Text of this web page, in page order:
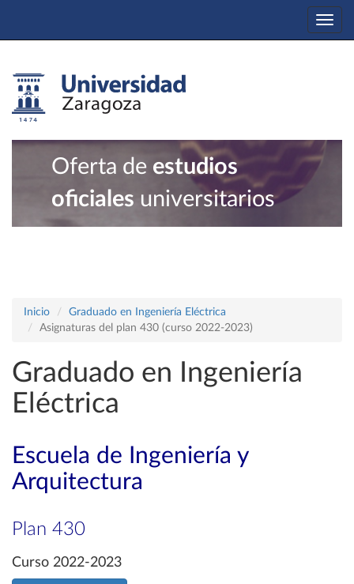
Oferta de estudios
oficiales universitarios
Inicio
Graduado en Ingeniería Eléctrica
Asignaturas del plan 430 (curso 2022-2023)
Graduado en Ingeniería
Eléctrica
Escuela de Ingeniería y
Arquitectura
Plan 430
Curso 2022-2023